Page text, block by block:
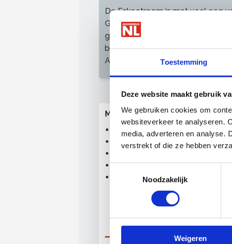
Toestemming
Deze website maakt gebruik
We gebruiken cookies om
websiteverkeer te analyseren.
media, adverteren en analyse.
verstrekt of die ze hebben
Noodzakelijk
Weigeren
De Eskeetroom is met veel oog
Gloeidraad en gedecoreerd door
gesteld door acht bedrijven die
belangrijk vinden: Sikkens,
Altrex en Wijzonol.
Meer over opleiden leerlingen
Leerbedrijf worden
Stagiairs en stagevergoeding
De leermeester centraal
Verkiezing Beste Leerbedrijf-
Leermeester
Naar Beroepsopleidingen